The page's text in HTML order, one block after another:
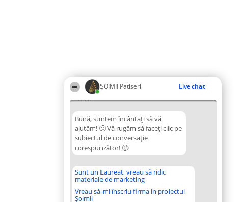
ȘOIMII Patiseri Live chat
11:28
Bună, suntem încântați să vă
ajutăm! 🙂 Vă rugăm să faceți clic pe
subiectul de conversație
corespunzător! 🙂
Sunt un Laureat, vreau să ridic
materiale de marketing
Vreau să-mi înscriu firma in proiectul
Șoimii